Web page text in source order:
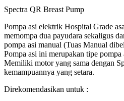
Spectra QR Breast Pump
Pompa asi elektrik Hospital Grade
memompa dua payudara sekaligus
pompa asi manual (Tuas Manual
Pompa asi ini merupakan tipe
Memiliki motor yang sama dengan
kemampuannya yang setara.
Direkomendasikan untuk :